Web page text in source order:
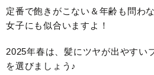
定番で飽きがこない＆年齢も問わ
女子にも似合いますよ！
2025年春は、髪にツヤが出やすい
を選びましょう♪